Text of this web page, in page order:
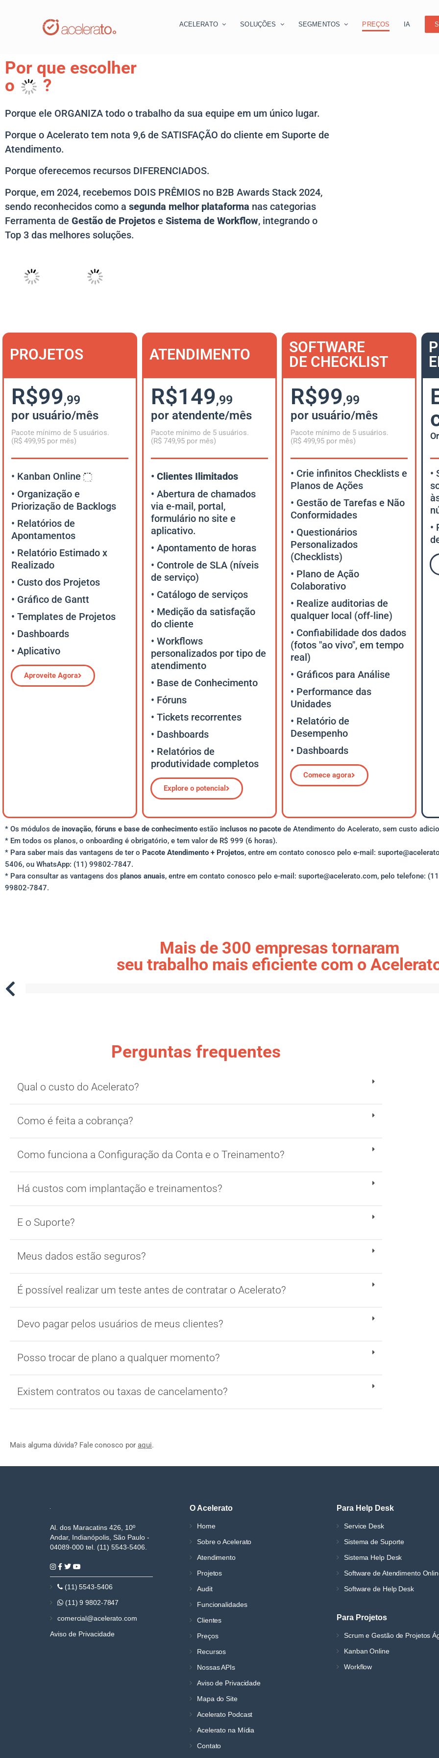
ACELERATO SOLUÇÕES SEGMENTOS PREÇOS IA
Por que escolher
o
?
Porque ele ORGANIZA todo o trabalho da sua equipe em um único lugar.
Porque o Acelerato tem nota 9,6 de SATISFAÇÃO do cliente em Suporte de
Atendimento.
Porque oferecemos recursos DIFERENCIADOS.
Porque, em 2024, recebemos DOIS PRÊMIOS no B2B Awards Stack 2024,
sendo reconhecidos como a segunda melhor plataforma nas categorias
Ferramenta de Gestão de Projetos e Sistema de Workflow, integrando o
Top 3 das melhores soluções.
PROJETOS ATENDIMENTO
SOFTWARE
DE CHECKLIST
R$99,99
por usuário/mês
Pacote mínimo de 5 usuários.
(R$ 499,95 por mês)
• Kanban Online
• Organização e
Priorização de Backlogs
• Relatórios de
Apontamentos
• Relatório Estimado x
Realizado
• Custo dos Projetos
• Gráfico de Gantt
• Templates de Projetos
• Dashboards
• Aplicativo
Aproveite Agora
R$149,99
por atendente/mês
Pacote mínimo de 5 usuários.
(R$ 749,95 por mês)
• Clientes Ilimitados
• Abertura de chamados
via e-mail, portal,
formulário no site e
aplicativo.
• Apontamento de horas
• Controle de SLA (níveis
de serviço)
• Catálogo de serviços
• Medição da satisfação
do cliente
• Workflows
personalizados por tipo de
atendimento
• Base de Conhecimento
• Fóruns
• Tickets recorrentes
• Dashboards
• Relatórios de
produtividade completos
Explore o potencial
R$99,99
por usuário/mês
Pacote mínimo de 5 usuários.
(R$ 499,95 por mês)
• Crie infinitos Checklists e
Planos de Ações
• Gestão de Tarefas e Não
Conformidades
• Questionários
Personalizados
(Checklists)
• Plano de Ação
Colaborativo
• Realize auditorias de
qualquer local (off-line)
• Confiabilidade dos dados
(fotos "ao vivo", em tempo
real)
• Gráficos para Análise
• Performance das
Unidades
• Relatório de
Desempenho
• Dashboards
Comece agora
•
•
* Os módulos de inovação, fóruns e base de conhecimento estão inclusos no pacote de Atendimento do Acelerato, sem custo
* Em todos os planos, o onboarding é obrigatório, e tem valor de R$ 999 (6 horas).
* Para saber mais das vantagens de ter o Pacote Atendimento + Projetos, entre em contato conosco pelo e-mail:
5406, ou WhatsApp: (11) 99802-7847.
* Para consultar as vantagens dos planos anuais, entre em contato conosco pelo e-mail: suporte@acelerato.com, pelo telefone:
99802-7847.
Mais de 300 empresas tornaram
seu trabalho mais eficiente com o
Perguntas frequentes
Qual o custo do Acelerato?
Como é feita a cobrança?
Como funciona a Configuração da Conta e o Treinamento?
Há custos com implantação e treinamentos?
E o Suporte?
Meus dados estão seguros?
É possível realizar um teste antes de contratar o Acelerato?
Devo pagar pelos usuários de meus clientes?
Posso trocar de plano a qualquer momento?
Existem contratos ou taxas de cancelamento?
Mais alguma dúvida? Fale conosco poraqui.
Al. dos Maracatins 426, 10º
Andar, Indianópolis, São Paulo -
04089-000 tel. (11) 5543-5406.
(11) 5543-5406
(11) 9 9802-7847
comercial@acelerato.com
Aviso de Privacidade
O Acelerato
Home
Sobre o Acelerato
Atendimento
Projetos
Audit
Funcionalidades
Clientes
Preços
Recursos
Nossas APIs
Aviso de Privacidade
Mapa do Site
Acelerato Podcast
Acelerato na Mídia
Contato
Para Help Desk
Service Desk
Sistema de Suporte
Sistema Help Desk
Software de Atendimento
Software de Help Desk
Para Projetos
Scrum e Gestão de Projetos
Kanban Online
Workflow